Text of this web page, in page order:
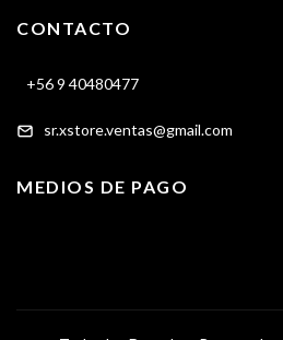
CONTACTO
+56 9 40480477
sr.xstore.ventas@gmail.com
MEDIOS DE PAGO